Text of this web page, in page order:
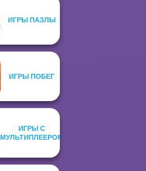
ИГРЫ ПАЗЛЫ
ИГРЫ ПОБЕГ
ИГРЫ С
МУЛЬТИПЛЕЕРОМ